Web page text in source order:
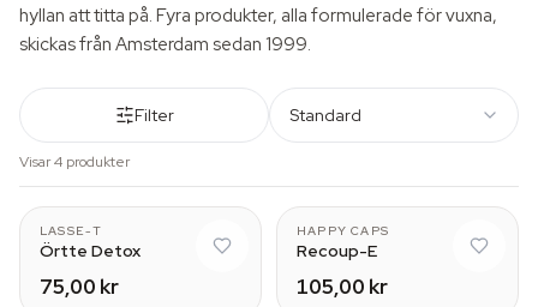
hyllan att titta på. Fyra produkter, alla formulerade för vuxna,
skickas från Amsterdam sedan 1999.
Filter Standard
Visar 4 produkter
LASSE-T
Örtte Detox
75,00 kr
HAPPY CAPS
Recoup-E
105,00 kr